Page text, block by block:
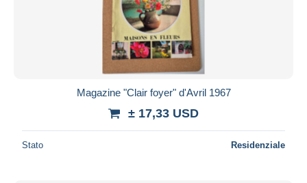
Magazine "Clair foyer" d'Avril 1967
± 17,33 USD
Stato Residenziale